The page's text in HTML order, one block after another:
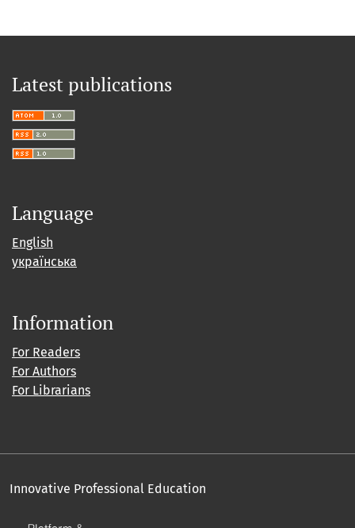
Latest publications
Language
English
українська
Information
For Readers
For Authors
For Librarians
Innovative Professional Education